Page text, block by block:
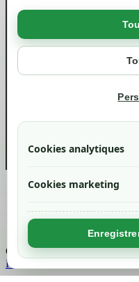
Cookies analytiques
Cookies marketing
Politique de
Votre compte
info@green-tech-
Created
Chargement...
Retour en haut